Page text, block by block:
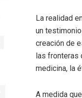
La realidad
un
creación de
las fronteras
medicina, la
A medida